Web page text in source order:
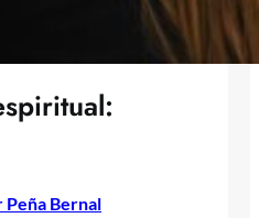
Bernal